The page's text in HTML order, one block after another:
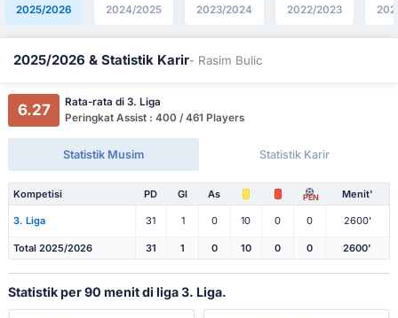
2025/2026 2024/2025 2023/2024 2022/2023
2025/2026 & Statistik Karir- Rasim Bulic
6.27
Rata-rata di 3. Liga
Peringkat Assist : 400 / 461 Players
Statistik Musim Statistik Karir
Kompetisi PD Gl As PEN Menit'
3. Liga 31 1 0 10 0 0 2600'
Total 2025/2026 31 1 0 10 0 0 2600'
Statistik per 90 menit di liga 3. Liga.